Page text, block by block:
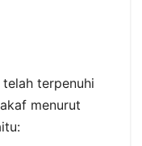
terpenuhi
menurut